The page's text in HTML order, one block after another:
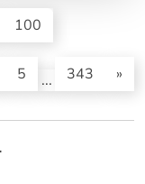
100
5 ... 343 »